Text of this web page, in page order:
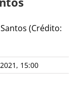
(Crédito:
15:00